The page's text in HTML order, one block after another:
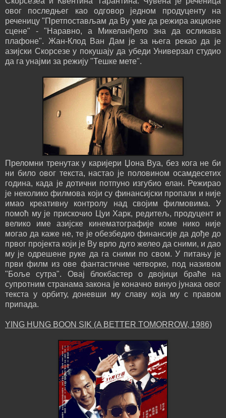
овог последњег као одговор једном продуценту на
реченицу "Претпостављам да Ву уме да режира акционе
сцене" - "Наравно, а Микеланђело зна да осликава
плафоне". Жан-Клод Ван Дам је за њега рекао да је
азијски Скорсезе у покушају да убеди Универзал студио
да га унајми за режију "Тешке мете".
Преломни тренутак у каријери Џона Вуа, без кога не би
ни било овог текста, настао је половином осамдесетих
година, када је дотични потпуно изгубио елан. Режирао
је неколико филмова који су финансијски пропали и није
имао креативну контролу над својим филмовима. У
помоћ му је прискочио Цуи Харк, редитељ, продуцент и
велико име азијске кинематографије коме нико није
могао да каже не, те је обезбедио финансије да дође до
првог пројекта који је Ву врло дуго желео да сними, и дао
му је одрешене руке да га сними по свом. У питању је
први филм из ове фантастичне четворке, под називом
"Боље сутра". Овај блокбастер о двојици браће на
супротним странама закона је коначно винуо јунака овог
текста у орбиту, доневши му славу која му с правом
припада.
YING HUNG BOON SIK (A BETTER TOMORROW, 1986)